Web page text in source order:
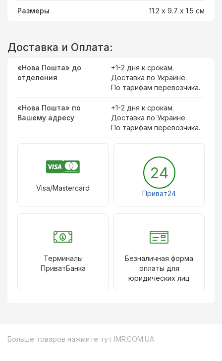
Размеры 11.2 х 9.7 х 1.5 см
Доставка и Оплата:
«Нова Пошта» до
отделения
+1-2 дня к срокам.
Доставка по Украине.
По тарифам перевозчика.
«Нова Пошта» по
Вашему адресу
+1-2 дня к срокам.
Доставка по Украине.
По тарифам перевозчика.
Visa/Mastercard
24
Приват24
Терминалы
ПриватБанка
Безналичная форма
оплаты для
юридических лиц
Больше товаров нажмите тут IMR.COM.UA